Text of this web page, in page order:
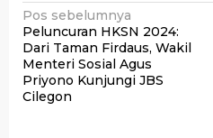
Navigasi
pos
Pos sebelumnya
Peluncuran HKSN 2024:
Dari Taman Firdaus, Wakil
Menteri Sosial Agus
Priyono Kunjungi JBS
Cilegon